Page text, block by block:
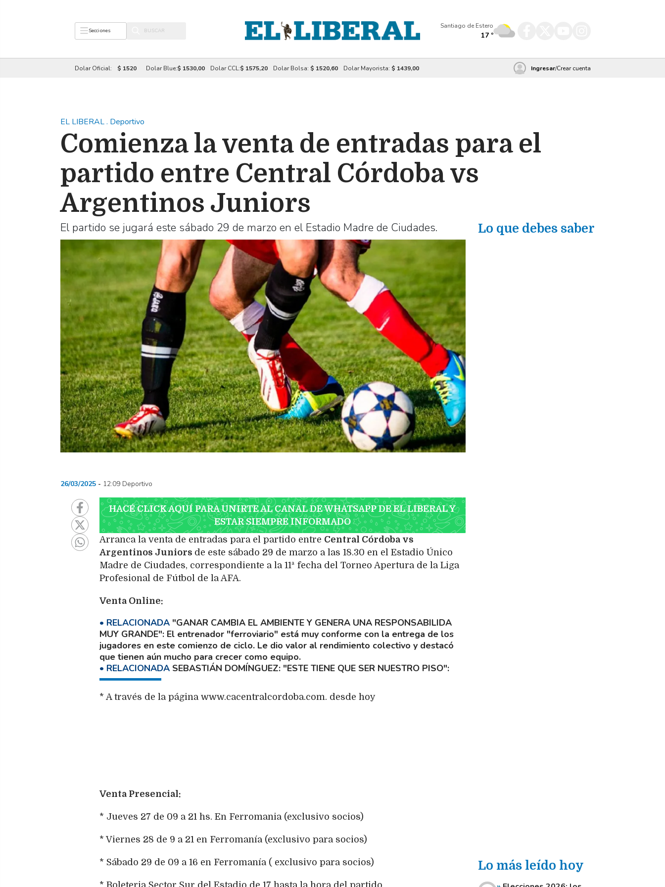
Secciones
Santiago de Estero
17 º
Dolar Oficial: $ 1520 Dolar Blue:$ 1530,00 Dolar CCL:$ 1575,20 Dolar Bolsa: $ 1520,60 Dolar Mayorista: $ 1439,00 Ingresar/Crear cuenta
EL LIBERAL. Deportivo
Comienza la venta de entradas para el
partido entre Central Córdoba vs
Argentinos Juniors
El partido se jugará este sábado 29 de marzo en el Estadio Madre de Ciudades.
26/03/2025 12:09 Deportivo
HACÉ CLICK AQUÍ PARA UNIRTE AL CANAL DE WHATSAPP DE EL LIBERAL Y
ESTAR SIEMPRE INFORMADO
Arranca la venta de entradas para el partido entre Central Córdoba vs
Argentinos Juniors de este sábado 29 de marzo a las 18.30 en el Estadio Único
Madre de Ciudades, correspondiente a la 11ª fecha del Torneo Apertura de la Liga
Profesional de Fútbol de la AFA.
Venta Online:
"GANAR CAMBIA EL AMBIENTE Y GENERA UNA RESPONSABILIDA
MUY GRANDE" El entrenador "ferroviario" está muy conforme con la entrega de los
jugadores en este comienzo de ciclo. Le dio valor al rendimiento colectivo y destacó
que tienen aún mucho para crecer como equipo.
SEBASTIÁN DOMÍNGUEZ: "ESTE TIENE QUE SER NUESTRO PISO"
* A través de la página www.cacentralcordoba.com. desde hoy
Venta Presencial:
* Jueves 27 de 09 a 21 hs. En Ferromania (exclusivo socios)
* Viernes 28 de 9 a 21 en Ferromanía (exclusivo para socios)
* Sábado 29 de 09 a 16 en Ferromanía ( exclusivo para socios)
* Boleteria Sector Sur del Estadio de 17 hasta la hora del partido
Lo que debes saber
Lo más leído hoy